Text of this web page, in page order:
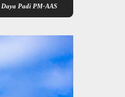
Kementerian Pertanian Gelar